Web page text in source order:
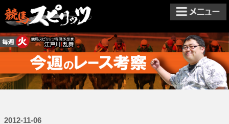
2012-11-06